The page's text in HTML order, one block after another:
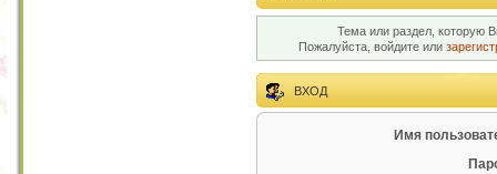
Тема или раздел, которую
Пожалуйста, войдите или
ВХОД
Имя